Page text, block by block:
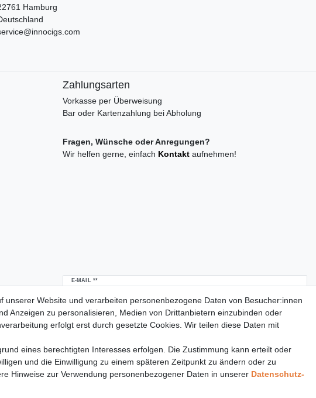
Hamburg
Zahlungsarten
Vorkasse per Überweisung
Bar oder Kartenzahlung bei Abholung
Fragen, Wünsche oder Anregungen?
Wir helfen gerne, einfach Kontakt aufnehmen!
E-MAIL **
Newsletter
Hiermit bestätige ich, dass ich dieDaten­schutz­erklärunggelesen habe.
Meine Einwilligung kann ich jederzeit widerrufen.**
Abonnieren
** Hierbei handelt es sich um ein Pflichtfeld.
unserer Website und verarbeiten personenbezogene Daten von Besucher:innen
Anzeigen zu personalisieren, Medien von Drittanbietern einzubinden oder
erfolgt erst durch gesetzte Cookies. Wir teilen diese Daten mit
eines berechtigten Interesses erfolgen. Die Zustimmung kann erteilt oder
und die Einwilligung zu einem späteren Zeitpunkt zu ändern oder zu
Hinweise zur Verwendung personenbezogener Daten in unserer Daten­schutz­